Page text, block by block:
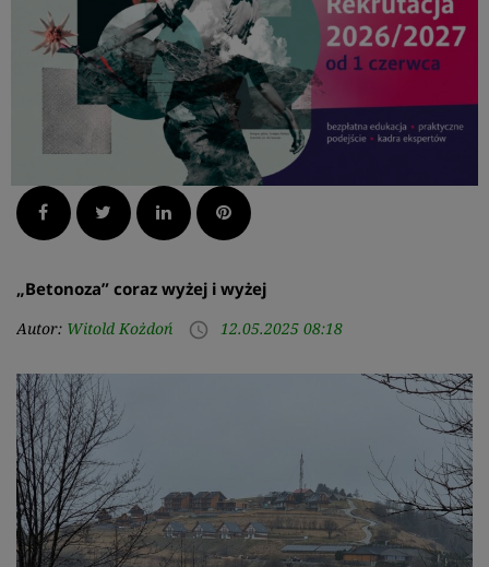
Facebook Twitter LinkedInPinterest
„Betonoza” coraz wyżej i wyżej
Autor: Witold Kożdoń access_time 12.05.2025 08:18